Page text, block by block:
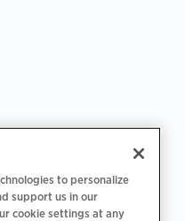
to personalize
support us in our
cookie settings at any